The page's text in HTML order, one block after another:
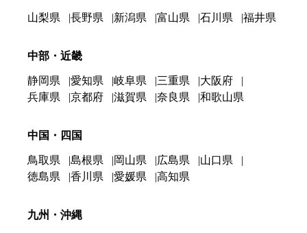
山梨県 長野県 新潟県 富山県 石川県 福井県
中部・近畿
静岡県 愛知県 岐阜県 三重県
大阪府
兵庫県
京都府 滋賀県 奈良県 和歌山県
中国・四国
鳥取県 島根県 岡山県 広島県
山口県
徳島県
香川県 愛媛県 高知県
九州・沖縄